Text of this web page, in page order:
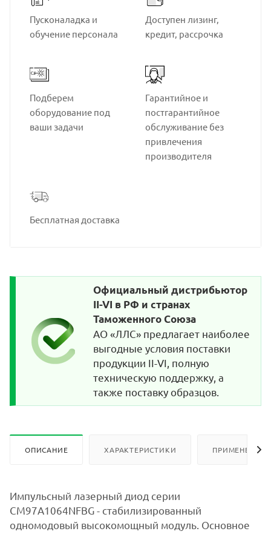
Пусконаладка и
обучение персонала
Доступен лизинг,
кредит, рассрочка
Подберем
оборудование под
ваши задачи
Гарантийное и
постгарантийное
обслуживание без
привлечения
производителя
Бесплатная доставка
Официальный дистрибьютор
II-VI в РФ и странах
Таможенного Союза
АО «ЛЛС» предлагает наиболее
выгодные условия поставки
продукции II-VI, полную
техническую поддержку, а
также поставку образцов.
ОПИСАНИЕ ХАРАКТЕРИСТИКИ ПРИМЕНЕНИЕ
Импульсный лазерный диод серии
CM97A1064NFBG - стабилизированный
одномодовый высокомощный модуль. Основное